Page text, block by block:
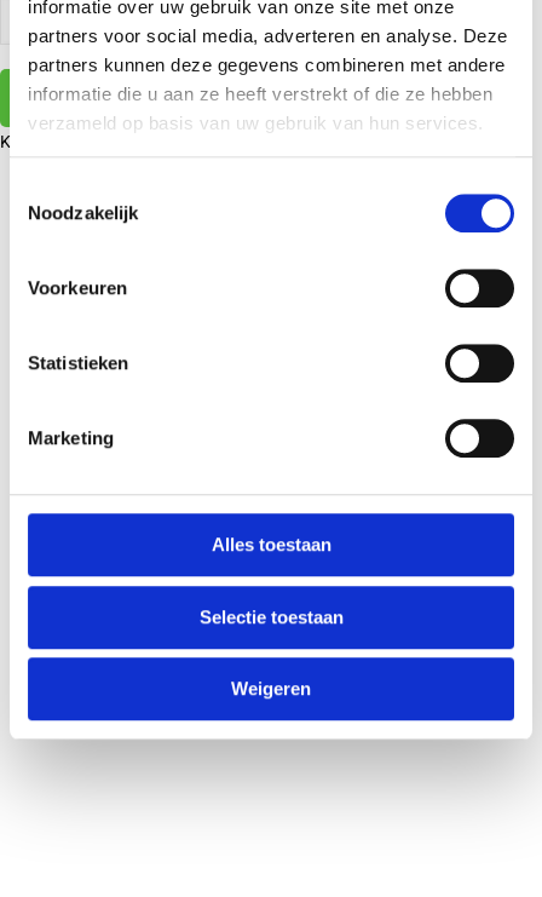
informatie over uw gebruik van onze site met onze
partners voor social media, adverteren en analyse. Deze
partners kunnen deze gegevens combineren met andere
informatie die u aan ze heeft verstrekt of die ze hebben
verzameld op basis van uw gebruik van hun services.
Noodzakelijk
Voorkeuren
Statistieken
Marketing
Alles toestaan
Selectie toestaan
Weigeren
Zoekopdracht
Kaart